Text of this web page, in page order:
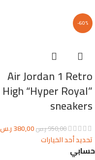
-60%
Air Jordan 1 Retro
High “Hyper Royal”
sneakers
950,00ر.س380,00ر.س
تحديد أحد الخيارات
حسابي